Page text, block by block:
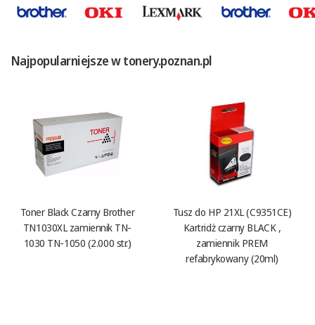
Najpopularniejsze w tonery.poznan.pl
Toner Black Czarny Brother
TN1030XL zamiennik TN-
1030 TN-1050 (2.000 str.)
Tusz do HP 21XL (C9351CE)
Kartridż czarny BLACK ,
zamiennik PREM
refabrykowany (20ml)